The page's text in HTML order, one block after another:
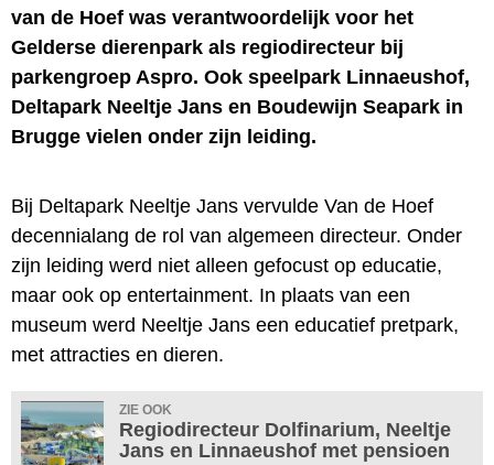
van de Hoef was verantwoordelijk voor het
Gelderse dierenpark als regiodirecteur bij
parkengroep Aspro. Ook speelpark Linnaeushof,
Deltapark Neeltje Jans en Boudewijn Seapark in
Brugge vielen onder zijn leiding.
Bij Deltapark Neeltje Jans vervulde Van de Hoef
decennialang de rol van algemeen directeur. Onder
zijn leiding werd niet alleen gefocust op educatie,
maar ook op entertainment. In plaats van een
museum werd Neeltje Jans een educatief pretpark,
met attracties en dieren.
ZIE OOK
Regiodirecteur Dolfinarium, Neeltje
Jans en Linnaeushof met pensioen